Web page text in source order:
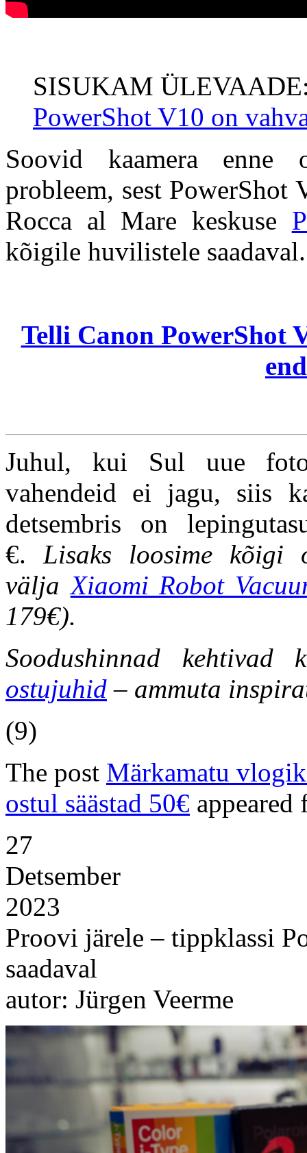
SISUKAM
PowerShot V10 on
Soovid kaamera enne
probleem, sest
Rocca al Mare keskuse
kõigile huvilistele saadaval.
Telli Canon PowerShot
Juhul, kui Sul uue
vahendeid ei jagu, siis
detsembris on
€. Lisaks loosime kõigi
väljaXiaomi Robot
179€).
Soodushinnad kehtivad
ostujuhid – ammuta
(9)
The post Märkamatu
ostul säästad 50€
27
Detsember
2023
Proovi järele – tippklassi
saadaval
autor: Jürgen Veerme